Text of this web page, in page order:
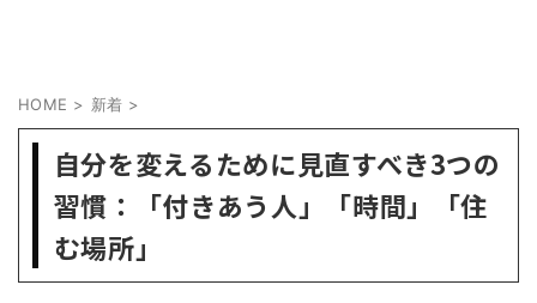
HOME > 新着 >
自分を変えるために見直すべき3つの
習慣：「付きあう人」「時間」「住
む場所」